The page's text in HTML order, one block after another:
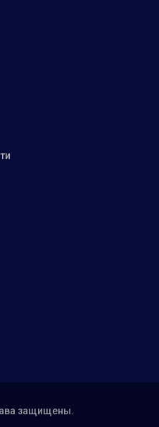
защищены.